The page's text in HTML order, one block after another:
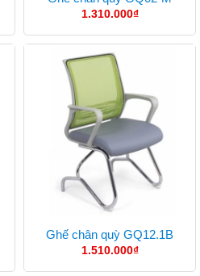
1.310.000₫
Ghế chân quỳ GQ12.1B
1.510.000₫